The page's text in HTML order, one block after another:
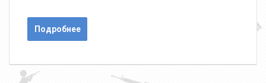
Подробнее